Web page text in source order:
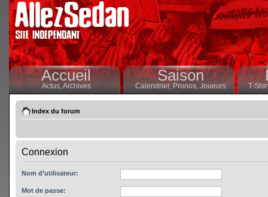
Accueil
Actus,Archives
Saison
Calendrier,Pronos, Joueurs T-
Index du forum
Connexion
Nom d’utilisateur:
Mot de passe: